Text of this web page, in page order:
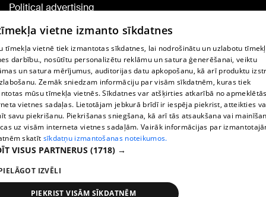
Political advertising
Cookie policy
Commenting terms
TV program
Contract rules
360 Ziņu kontakti
Helio Media
Vortal assistance service: e-mail -
All rights reserved.
vietne izmanto sīkdatnes
tīmekļa vietnē tiek izmantotas sīkdatnes, lai nodrošinātu un uzlabotu
darbību., nosūtītu personalizētu reklāmu un satura ģenerēšanai, veiktu
un satura mērījumus, auditorijas datu apkopošanu, kā arī produktu
Zemāk sniedzam informāciju par visām sīkdatnēm, kuras tiek
mūsu tīmekļa vietnēs. Sīkdatnes var atšķirties atkarībā no
vietnes sadaļas. Lietotājam jebkurā brīdī ir iespēja piekrist, atteikties
savu piekrišanu. Piekrišanas sniegšana, kā arī tās atsaukšana vai
uz visām interneta vietnes sadaļām. Vairāk informācijas par
skatīt sīkdatņu izmantošanas noteikumos.
VISUS PARTNERUS (1718) →
IZVĒLI
PIEKRIST VISĀM SĪKDATNĒM